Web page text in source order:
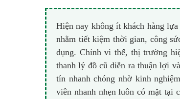
Hiện nay không ít khách hàng lựa
nhằm tiết kiệm thời gian, công
dụng. Chính vì thế, thị trường
thanh lý đồ cũ diễn ra thuận lợi
tín nhanh chóng nhờ kinh
viên nhanh nhẹn luôn có mặt tại